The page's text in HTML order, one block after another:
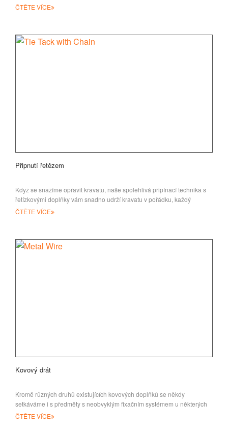
ČTĚTE VÍCE
Připnutí řetězem
Když se snažíme opravit kravatu, naše spolehlivá připínací technika s
řetízkovými doplňky vám snadno udrží kravatu v pořádku, každý
doplněk zahrnuje
ČTĚTE VÍCE
Kovový drát
Kromě různých druhů existujících kovových doplňků se někdy
setkáváme i s předměty s neobvyklým fixačním systémem u některých
částí
ČTĚTE VÍCE